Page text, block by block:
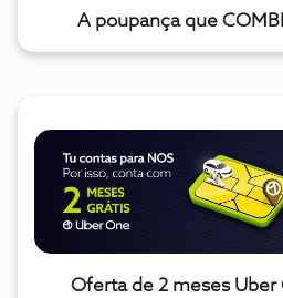
A poupança que
Oferta de 2 meses Uber